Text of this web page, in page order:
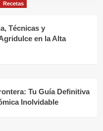
Recetas
Técnicas y
en la Alta
Tu Guía Definitiva
Inolvidable